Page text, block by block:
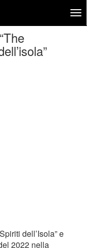
dell’Isola” e
2022 nella